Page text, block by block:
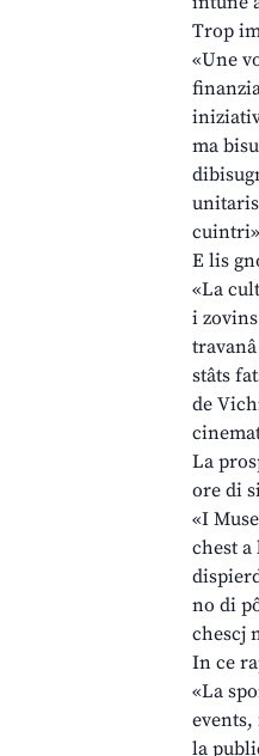
Trop
«Une
ma
E lis
«La
i
stâts
de
La
ore di
«I
chest a
no di
chescj
In ce
«La
la